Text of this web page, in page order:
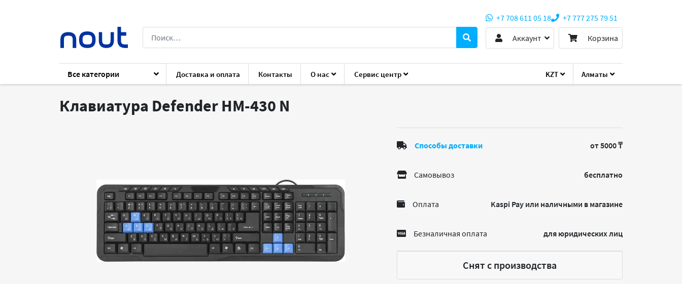
KZT Алматы
+7 708 611 05 18
+7 777 275 79 51
Аккаунт
Корзина
Все категории Доставка и оплата Контакты О нас Сервис центр
Каталог Периферия Клавиатуры и мыши Defender HM-430
Клавиатура Defender HM-430 N
Способы доставки от 5000 ₸
Самовывоз бесплатно
Оплата Kaspi Pay или наличными в магазине
Безналичная оплата для юридических лиц
Снят с производства